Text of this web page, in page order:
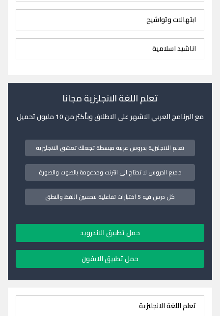
ابتهالات وتواشيح
اناشيد اسلامية
تعلم اللغة الانجليزية مجانا
مع البرنامج العربي الاشهر على الاطلاق وبأكثر من 10 مليون تحميل
تعلم الانجليزية بدروس عربية مبسطة تجعلك تعشق الانجليزية
جميع الدروس لا تحتاج الى انترنت ومدعومة بالصوت والصورة
كل درس فيه 5 اختبارات تفاعلية لتحسين اللفظ والنطق
حمل تطبيق الاندرويد
حمل تطبيق الايفون
تعلم اللغة الانجليزية